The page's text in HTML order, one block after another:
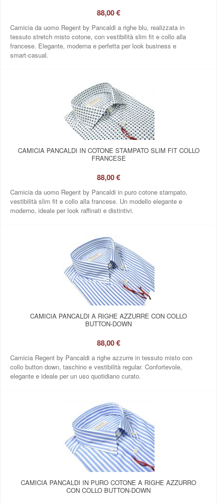
88,00 €
Camicia da uomo Regent by Pancaldi a righe blu, realizzata in
tessuto stretch misto cotone, con vestibilità slim fit e collo alla
francese. Elegante, moderna e perfetta per look business e
smart‑casual.
CAMICIA PANCALDI IN COTONE STAMPATO SLIM FIT COLLO
FRANCESE
88,00 €
Camicia da uomo Regent by Pancaldi in puro cotone stampato,
vestibilità slim fit e collo alla francese. Un modello elegante e
moderno, ideale per look raffinati e distintivi.
CAMICIA PANCALDI A RIGHE AZZURRE CON COLLO
BUTTON‑DOWN
88,00 €
Camicia Regent by Pancaldi a righe azzurre in tessuto misto con
collo button down, taschino e vestibilità regular. Confortevole,
elegante e ideale per un uso quotidiano curato.
CAMICIA PANCALDI IN PURO COTONE A RIGHE AZZURRO
CON COLLO BUTTON‑DOWN